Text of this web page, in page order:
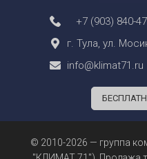
+7 (903) 840-
г. Тула, ул.
info@klimat71.ru
© 2010-2026 — группа